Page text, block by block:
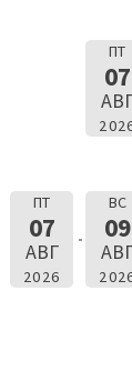
ПТ
07
ПТ
07
АВГ
2026
ВС
09